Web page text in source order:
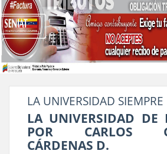
LA UNIVERSIDAD SIEMPRE
LA UNIVERSIDAD DE
POR CARLOS
CÁRDENAS D.